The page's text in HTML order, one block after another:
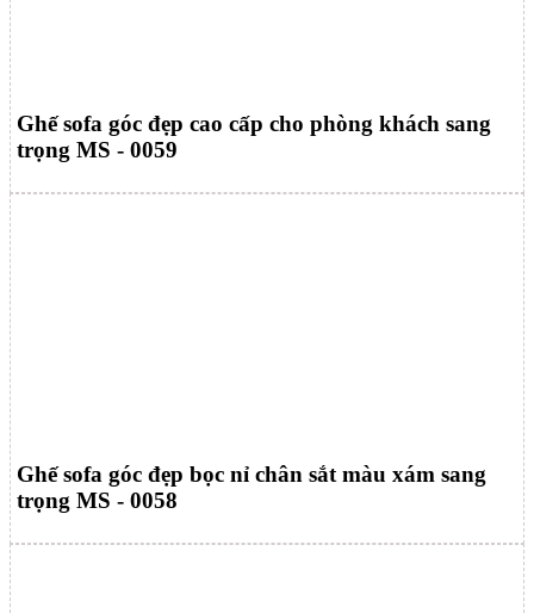
Ghế sofa góc đẹp cao cấp cho phòng khách sang
trọng MS - 0059
Ghế sofa góc đẹp bọc nỉ chân sắt màu xám sang
trọng MS - 0058